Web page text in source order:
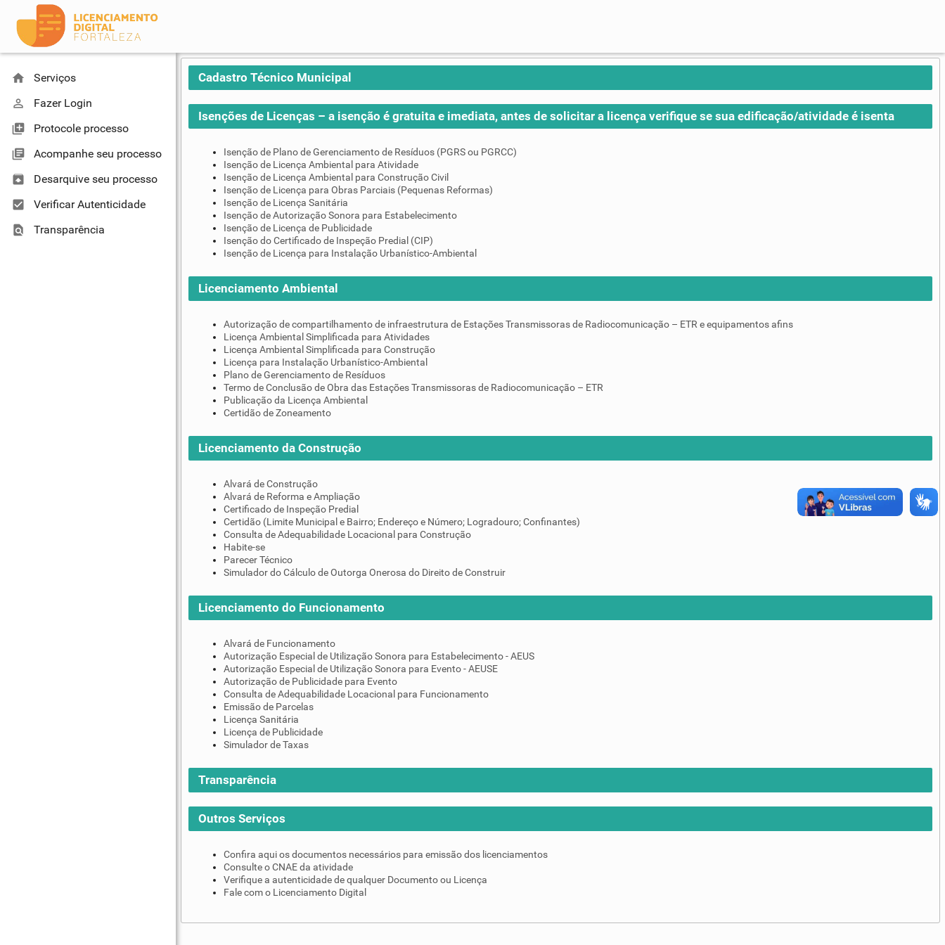
home Serviços
perm_identity Fazer Login
library_add Protocole processo
library_books Acompanhe seu processo
unarchive Desarquive seu processo
check_box Verificar Autenticidade
find_in_page Transparência
Cadastro Técnico Municipal
Isenções de Licenças – a isenção é gratuita e imediata, antes de solicitar a licença verifique se sua edificação/atividade é isenta
Isenção de Plano de Gerenciamento de Resíduos (PGRS ou PGRCC)
Isenção de Licença Ambiental para Atividade
Isenção de Licença Ambiental para Construção Civil
Isenção de Licença para Obras Parciais (Pequenas Reformas)
Isenção de Licença Sanitária
Isenção de Autorização Sonora para Estabelecimento
Isenção de Licença de Publicidade
Isenção do Certificado de Inspeção Predial (CIP)
Isenção de Licença para Instalação Urbanístico-Ambiental
Licenciamento Ambiental
Autorização de compartilhamento de infraestrutura de Estações Transmissoras de Radiocomunicação – ETR e equipamentos afins
Licença Ambiental Simplificada para Atividades
Licença Ambiental Simplificada para Construção
Licença para Instalação Urbanístico-Ambiental
Plano de Gerenciamento de Resíduos
Termo de Conclusão de Obra das Estações Transmissoras de Radiocomunicação – ETR
Publicação da Licença Ambiental
Certidão de Zoneamento
Licenciamento da Construção
Alvará de Construção
Alvará de Reforma e Ampliação
Certificado de Inspeção Predial
Certidão (Limite Municipal e Bairro; Endereço e Número; Logradouro; Confinantes)
Consulta de Adequabilidade Locacional para Construção
Habite-se
Parecer Técnico
Simulador do Cálculo de Outorga Onerosa do Direito de Construir
Licenciamento do Funcionamento
Alvará de Funcionamento
Autorização Especial de Utilização Sonora para Estabelecimento - AEUS
Autorização Especial de Utilização Sonora para Evento - AEUSE
Autorização de Publicidade para Evento
Consulta de Adequabilidade Locacional para Funcionamento
Emissão de Parcelas
Licença Sanitária
Licença de Publicidade
Simulador de Taxas
Transparência
Outros Serviços
Confira aqui os documentos necessários para emissão dos licenciamentos
Consulte o CNAE da atividade
Verifique a autenticidade de qualquer Documento ou Licença
Fale com o Licenciamento Digital